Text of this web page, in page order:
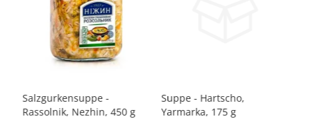
Salzgurkensuppe -
Rassolnik, Nezhin, 450 g
Suppe - Hartscho,
Yarmarka, 175 g